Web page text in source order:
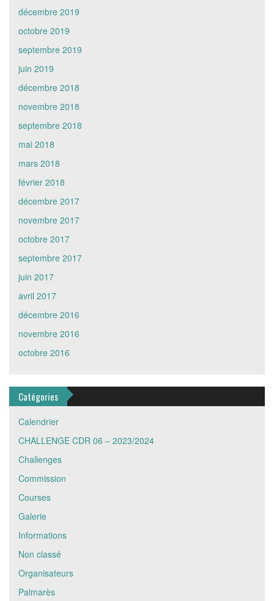
décembre 2019
octobre 2019
septembre 2019
juin 2019
décembre 2018
novembre 2018
septembre 2018
mai 2018
mars 2018
février 2018
décembre 2017
novembre 2017
octobre 2017
septembre 2017
juin 2017
avril 2017
décembre 2016
novembre 2016
octobre 2016
Catégories
Calendrier
CHALLENGE CDR 06 – 2023/2024
Challenges
Commission
Courses
Galerie
Informations
Non classé
Organisateurs
Palmarès